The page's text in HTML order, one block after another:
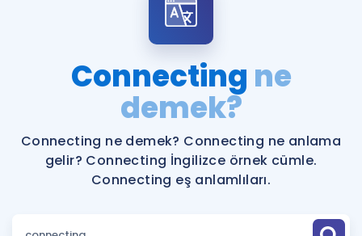
Şifremi Hatırlamıyorum
Remzi Hoca ile seni sınava hazırlayacak onlarca eğitim seni
bekliyor!
Katılımcı Görüşleri
Faydalı Araçlar
Ücretsiz Kaynaklar
İngilizce Gramer
Connecting ne
demek?
Connecting ne demek? Connecting ne anlama
gelir? Connecting İngilizce örnek cümle.
Connecting eş anlamlıları.